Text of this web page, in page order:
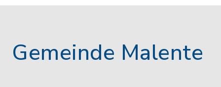
Gemeinde Malente